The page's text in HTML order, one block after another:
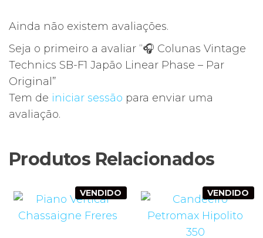
Ainda não existem avaliações.
Seja o primeiro a avaliar “🎧 Colunas Vintage
Technics SB-F1 Japão Linear Phase – Par
Original”
Tem de iniciar sessão para enviar uma
avaliação.
Produtos Relacionados
VENDIDO VENDIDO